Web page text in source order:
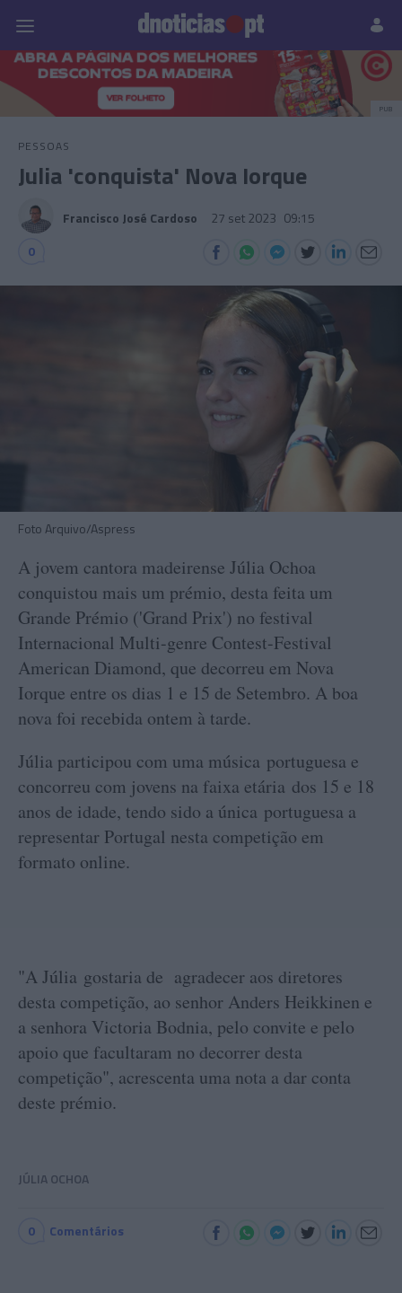
Prazeres Paisagens
PUB
PESSOAS
Julia 'conquista' Nova Iorque
Francisco José Cardoso 27 set 2023 09:15
0
Foto Arquivo/Aspress
A jovem cantora madeirense Júlia Ochoa
conquistou mais um prémio, desta feita um
Grande Prémio ('Grand Prix') no festival
Internacional Multi-genre Contest-Festival
American Diamond, que decorreu em Nova
Iorque entre os dias 1 e 15 de Setembro. A boa
nova foi recebida ontem à tarde.
Júlia participou com uma música portuguesa e
concorreu com jovens na faixa etária dos 15 e 18
anos de idade, tendo sido a única portuguesa a
representar Portugal nesta competição em
formato online.
"A Júlia gostaria de agradecer aos diretores
desta competição, ao senhor Anders Heikkinen e
a senhora Victoria Bodnia, pelo convite e pelo
apoio que facultaram no decorrer desta
competição", acrescenta uma nota a dar conta
deste prémio.
JÚLIA OCHOA
0 Comentários